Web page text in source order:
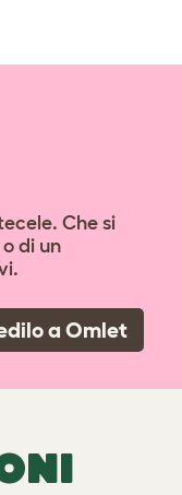
Che si
di un
a Omlet